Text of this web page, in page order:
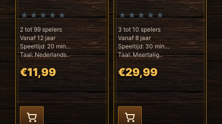
2 tot 99 spelers
Vanaf 12 jaar
Speeltijd: 20 min
Taal: Nederlands..
€11,99
3 tot 10 spelers
Vanaf 8 jaar
Speeltijd: 30 min
Taal: Meertalig..
€29,99